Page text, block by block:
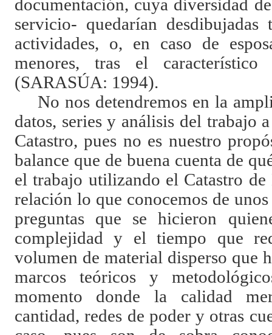
documentación, cuya diversidad
servicio- quedarían
actividades, o, en caso de
menores, tras el
(SARASÚA: 1994).
No nos detendremos en la
datos, series y análisis del trabajo
Catastro, pues no es nuestro
balance que de buena cuenta de
el trabajo utilizando el Catastro de
relación lo que conocemos de
preguntas que se hicieron
complejidad y el tiempo que
volumen de material disperso que
marcos teóricos y
momento donde la calidad
cantidad, redes de poder y otras